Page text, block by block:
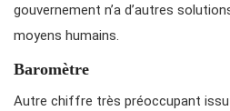
gouvernement n’a d’autres
moyens humains.
Baromètre
Autre chiffre très préoccupant issu